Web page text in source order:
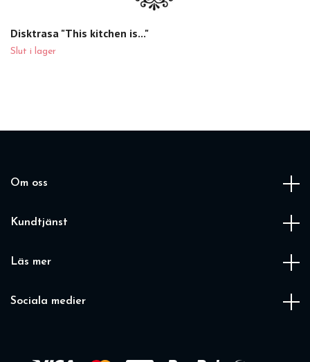
Disktrasa "This kitchen is..."
Slut i lager
Om oss
Kundtjänst
Läs mer
Sociala medier